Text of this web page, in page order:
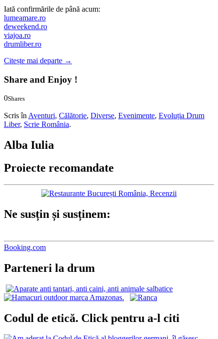
Iată confirmările de până acum:
lumeamare.ro
deweekend.ro
viajoa.ro
drumliber.ro
Citește mai departe →
Share and Enjoy !
0Shares
Scris în Aventuri, Călătorie, Diverse, Evenimente, Evoluția Drum
Liber, Scrie România.
Alba Iulia
Proiecte recomandate
Ne susțin și susținem:
Booking.com
Parteneri la drum
Codul de etică. Click pentru a-l citi